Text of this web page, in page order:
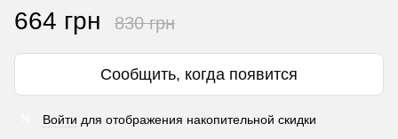
664 грн 830 грн
Сообщить, когда появится
Войти для отображения накопительной скидки